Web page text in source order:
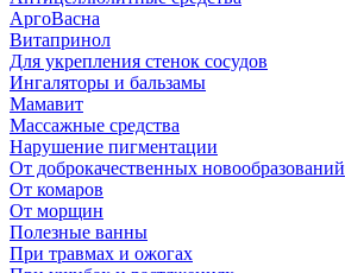
АргоВасна
Витапринол
Для укрепления стенок сосудов
Ингаляторы и бальзамы
Мамавит
Массажные средства
Нарушение пигментации
От доброкачественных новообразований
От комаров
От морщин
Полезные ванны
При травмах и ожогах